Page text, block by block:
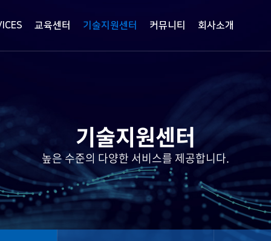
교육센터 기술지원센터 커뮤니티 회사소개
기술지원센터
높은 수준의 다양한 서비스를 제공합니다.